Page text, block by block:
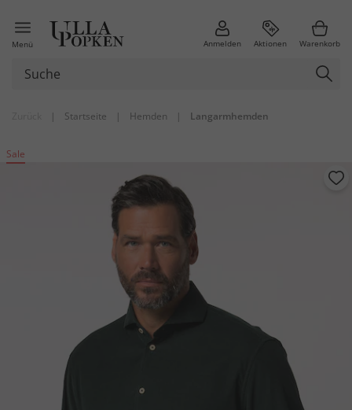
Menü Anmelden Aktionen Warenkorb
| Startseite | Hemden | Langarmhemden
Sale